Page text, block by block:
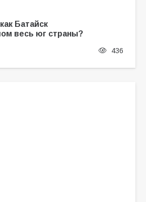
Батайск
весь юг страны?
436